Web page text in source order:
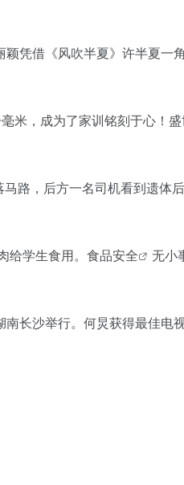
凭借《风吹半夏》许半夏一
米，成为了家训铭刻于心！
路，后方一名司机看到遗体
学生食用。 食品安全
无小
长沙举行。何炅获得最佳电